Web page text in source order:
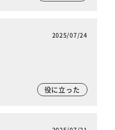
2025/07/24
役に立った